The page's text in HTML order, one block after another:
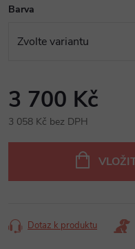
Barva
3 700 Kč
3 058 Kč bez DPH
Dotaz k produktu